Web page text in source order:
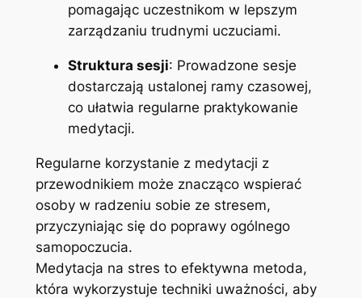
pomagając uczestnikom w lepszym
zarządzaniu trudnymi uczuciami.
Struktura sesji: Prowadzone sesje
dostarczają ustalonej ramy czasowej,
co ułatwia regularne praktykowanie
medytacji.
Regularne korzystanie z medytacji z
przewodnikiem może znacząco wspierać
osoby w radzeniu sobie ze stresem,
przyczyniając się do poprawy ogólnego
samopoczucia.
Medytacja na stres to efektywna metoda,
która wykorzystuje techniki uważności, aby